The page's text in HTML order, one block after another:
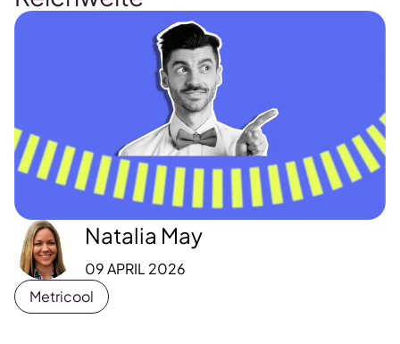
Natalia May
09 APRIL 2026
Metricool